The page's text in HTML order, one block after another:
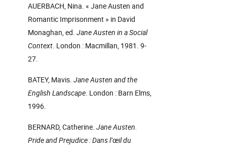
AUERBACH, Nina. « Jane Austen and
Romantic Imprisonment » in David
Monaghan, ed. Jane Austen in a Social
Context. London : Macmillan, 1981. 9-
27.
BATEY, Mavis. Jane Austen and the
English Landscape. London : Barn Elms,
1996.
BERNARD, Catherine. Jane Austen.
Pride and Prejudice : Dans l’œil du